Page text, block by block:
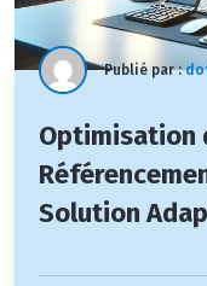
Publié par :
Optimisation
Solution